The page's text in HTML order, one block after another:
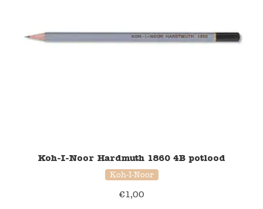
Koh-I-Noor Hardmuth 1860 4B potlood
Koh-I-Noor
€1,00